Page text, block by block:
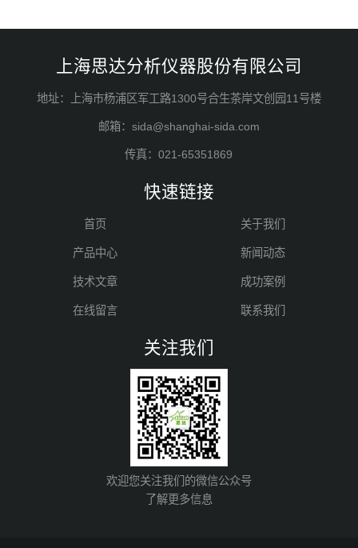
上海思达分析仪器股份有限公司
地址：上海市杨浦区军工路1300号合生茶岸文创园11号楼
邮箱：sida@shanghai-sida.com
传真：021-65351869
快速链接
首页 关于我们
产品中心 新闻动态
技术文章 成功案例
在线留言 联系我们
关注我们
欢迎您关注我们的微信公众号
了解更多信息